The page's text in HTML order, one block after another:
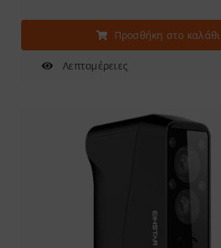
Προσθήκη στο καλάθι
Λεπτομέρειες